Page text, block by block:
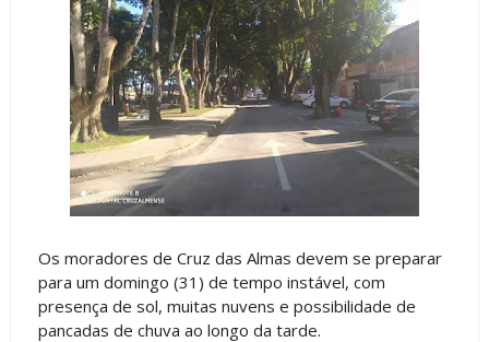
Os moradores de Cruz das Almas devem se preparar
para um domingo (31) de tempo instável, com
presença de sol, muitas nuvens e possibilidade de
pancadas de chuva ao longo da tarde.